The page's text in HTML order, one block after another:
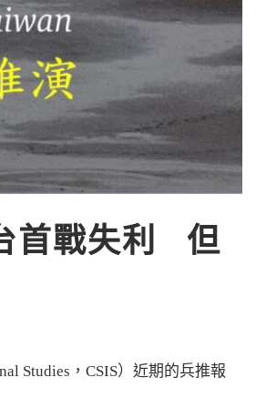
首戰失利   但
Studies，CSIS）近期的兵推報